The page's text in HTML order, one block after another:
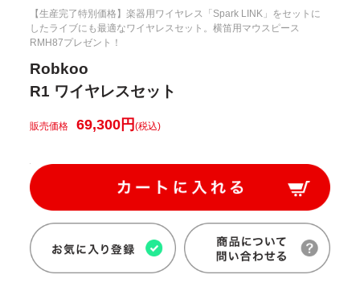
【生産完了特別価格】楽器用ワイヤレス「Spark LINK」をセットに
したライブにも最適なワイヤレスセット。横笛用マウスピース
RMH87プレゼント！
Robkoo
R1 ワイヤレスセット
販売価格 69,300円(税込)